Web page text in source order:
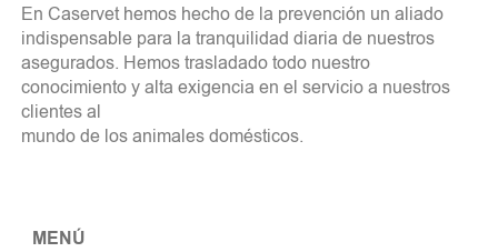
En Caservet hemos hecho de la prevención un aliado
indispensable para la tranquilidad diaria de nuestros
asegurados. Hemos trasladado todo nuestro
conocimiento y alta exigencia en el servicio a nuestros
clientes al
mundo de los animales domésticos.
MENÚ